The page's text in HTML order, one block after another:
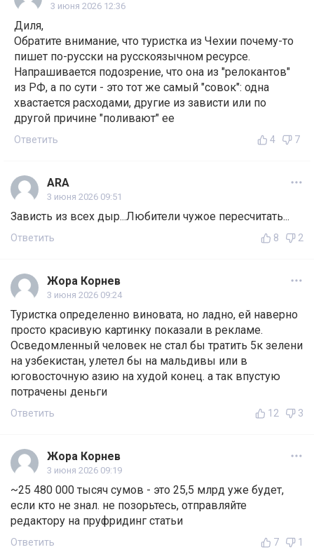
3 июня 2026 12:36
Диля,
Обратите внимание, что туристка из Чехии почему-то
пишет по-русски на русскоязычном ресурсе.
Напрашивается подозрение, что она из "релокантов"
из РФ, а по сути - это тот же самый "совок": одна
хвастается расходами, другие из зависти или по
другой причине "поливают" ее
Ответить 4 7
ARA
3 июня 2026 09:51
Зависть из всех дыр...Любители чужое пересчитать...
Ответить 8 2
Жора Корнев
3 июня 2026 09:24
Туристка определенно виновата, но ладно, ей наверно
просто красивую картинку показали в рекламе.
Осведомленный человек не стал бы тратить 5к зелени
на узбекистан, улетел бы на мальдивы или в
юговосточную азию на худой конец. а так впустую
потрачены деньги
Ответить 12 3
Жора Корнев
3 июня 2026 09:19
~25 480 000 тысяч сумов - это 25,5 млрд уже будет,
если кто не знал. не позорьтесь, отправляйте
редактору на пруфридинг статьи
Ответить 7 1